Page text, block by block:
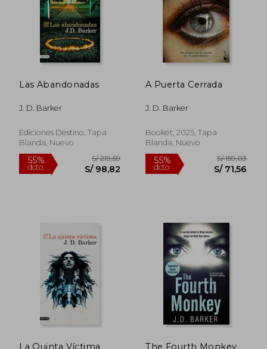
Las Abandonadas
J. D. Barker
Ediciones Destino, Tapa
Blanda, Nuevo
A Puerta Cerrada
J. D. Barker
Booket, 2025, Tapa
Blanda, Nuevo
La Quinta Víctima
The Fourth Monkey